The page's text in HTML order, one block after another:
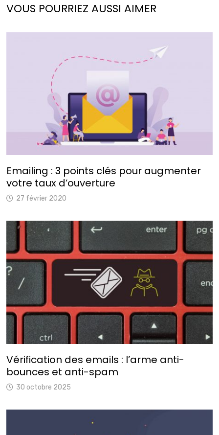
VOUS POURRIEZ AUSSI AIMER
Emailing : 3 points clés pour augmenter
votre taux d’ouverture
27 février 2020
Vérification des emails : l’arme anti-
bounces et anti-spam
30 octobre 2025